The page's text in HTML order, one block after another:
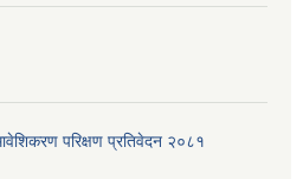
परिक्षण प्रतिवेदन २०८१